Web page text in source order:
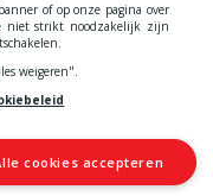
460
991
4752
of op onze pagina over
niet strikt noodzakelijk zijn
weigeren".
cookies accepteren